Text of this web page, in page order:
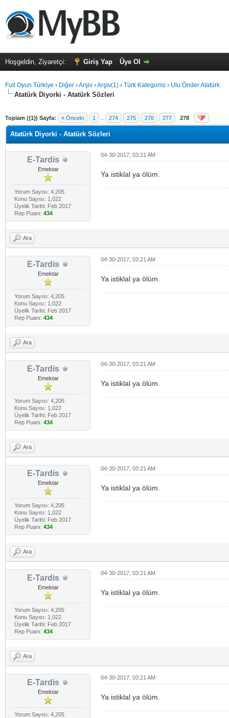
Hoşgeldin, Ziyaretçi: Giriş Yap Üye Ol
Full Oyun Türkiye › Diğer ›Arşiv ›Arşiv(1) › Türk Kategorisi › Ulu Önder Atatürk
Atatürk Diyorki - Atatürk Sözleri
Toplam ({1}) Sayfa: « Önceki 1 274 275 276 277 278
0
Atatürk Diyorki - Atatürk Sözleri
E-Tardis
Emektar
Yorum Sayısı: 4,205
Konu Sayısı: 1,022
Üyelik Tarihi: Feb 2017
Rep Puanı: 434
04-30-2017, 03:21 AM
Ya istiklal ya ölüm.
Ara
E-Tardis
Emektar
Yorum Sayısı: 4,205
Konu Sayısı: 1,022
Üyelik Tarihi: Feb 2017
Rep Puanı: 434
04-30-2017, 03:21 AM
Ya istiklal ya ölüm.
Ara
E-Tardis
Emektar
Yorum Sayısı: 4,205
Konu Sayısı: 1,022
Üyelik Tarihi: Feb 2017
Rep Puanı: 434
04-30-2017, 03:21 AM
Ya istiklal ya ölüm.
Ara
E-Tardis
Emektar
Yorum Sayısı: 4,205
Konu Sayısı: 1,022
Üyelik Tarihi: Feb 2017
Rep Puanı: 434
04-30-2017, 03:21 AM
Ya istiklal ya ölüm.
Ara
E-Tardis
Emektar
Yorum Sayısı: 4,205
Konu Sayısı: 1,022
Üyelik Tarihi: Feb 2017
Rep Puanı: 434
04-30-2017, 03:21 AM
Ya istiklal ya ölüm.
Ara
E-Tardis
Emektar
Yorum Sayısı: 4,205
04-30-2017, 03:21 AM
Ya istiklal ya ölüm.